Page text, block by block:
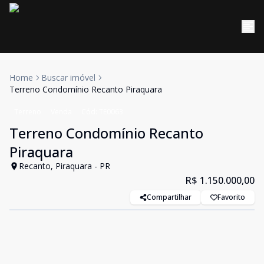
Home
Buscar imóvel
Terreno Condomínio Recanto Piraquara
Terreno Condomínio Recanto
Piraquara
Recanto, Piraquara - PR
R$ 1.150.000,00
Compartilhar Favorito